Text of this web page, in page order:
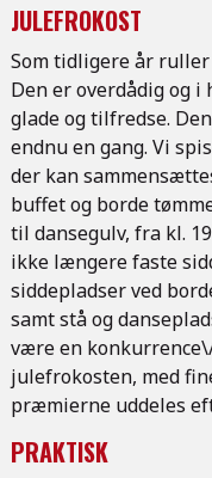
JULEFROKOST
Som tidligere år
Den er overdådig og
glade og tilfredse.
endnu en gang. Vi
der kan
buffet og borde
til dansegulv, fra kl.
ikke længere faste
siddepladser ved
samt stå og
være en
julefrokosten, med
præmierne uddeles
PRAKTISK